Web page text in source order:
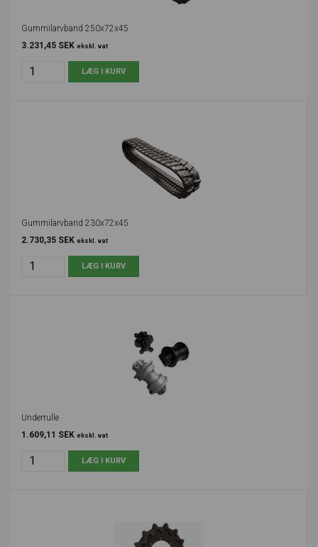
Gummilarvband 250x72x45
3.231,45 SEK ekskl. vat
Gummilarvband 230x72x45
2.730,35 SEK ekskl. vat
Underrulle
1.609,11 SEK ekskl. vat